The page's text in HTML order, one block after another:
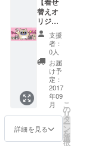
プ
+1000
円クー
ポン×3
枚！ ネ
コめん
トリ
セット
に加
え、ク
ラウド
ファン
ディン
グ限定
替えオ
リジナ
ルイラ
ス
ト！】
+1000
円クー
ポン×5
枚！
【豪華
全部
セッ
ト】+あ
なた好
支援
者：
0人
お届
け予
定：
2017
年09
月
詳細を見る
こ
の
リ
タ
ー
ン
を
選
択